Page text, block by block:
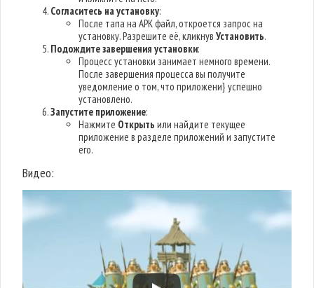
Согласитесь на установку:
После тапа на APK файл, откроется запрос на
установку. Разрешите её, кликнувУстановить.
Подождите завершения установки:
Процесс установки занимает немного времени.
После завершения процесса вы получите
уведомление о том, что приложени} успешно
установлено.
Запустите приложение:
Нажмите Открыть или найдите текущее
приложение в разделе приложений и запустите
его.
Видео: